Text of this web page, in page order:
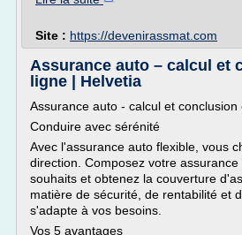
Site : https://devenirassmat.com
Assurance auto – calcul et
ligne | Helvetia
Assurance auto - calcul et conclusion
Conduire avec sérénité
Avec l'assurance auto flexible, vous
direction. Composez votre
souhaits et obtenez la couverture
matière de sécurité, de rentabilité et
s'adapte à vos besoins.
Vos 5 avantages